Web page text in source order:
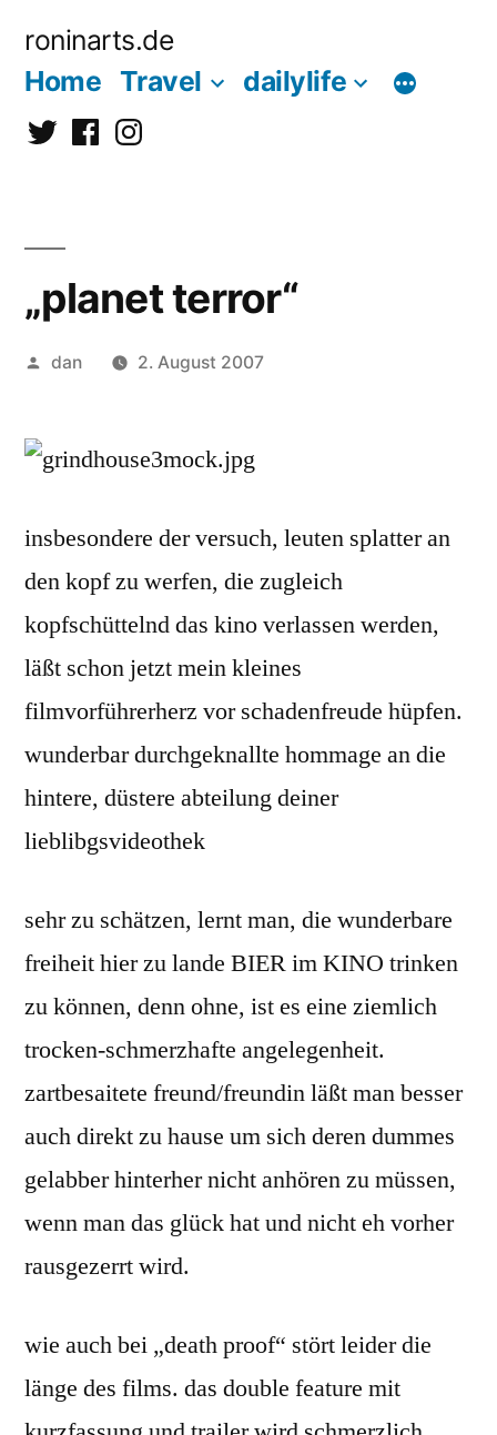
Inhalt
roninarts.de
Home Travel dailylife
TwitterFacebookInstagramm
„planet terror“
Veröffentlicht
dan 2. August 2007
insbesondere der versuch, leuten splatter an
den kopf zu werfen, die zugleich
kopfschüttelnd das kino verlassen werden,
läßt schon jetzt mein kleines
filmvorführerherz vor schadenfreude hüpfen.
wunderbar durchgeknallte hommage an die
hintere, düstere abteilung deiner
lieblibgsvideothek
sehr zu schätzen, lernt man, die wunderbare
freiheit hier zu lande BIER im KINO trinken
zu können, denn ohne, ist es eine ziemlich
trocken-schmerzhafte angelegenheit.
zartbesaitete freund/freundin läßt man besser
auch direkt zu hause um sich deren dummes
gelabber hinterher nicht anhören zu müssen,
wenn man das glück hat und nicht eh vorher
rausgezerrt wird.
wie auch bei „death proof“ stört leider die
länge des films. das double feature mit